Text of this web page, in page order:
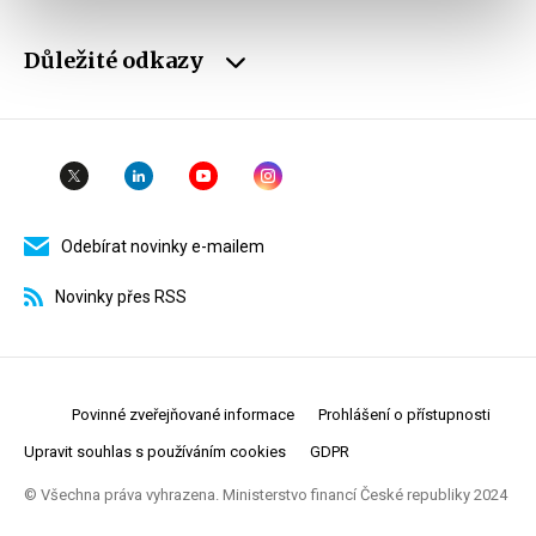
Důležité odkazy
Odebírat novinky e-mailem
Novinky přes RSS
Povinné zveřejňované informace Prohlášení o přístupnosti
Upravit souhlas s používáním cookies GDPR
© Všechna práva vyhrazena. Ministerstvo financí České republiky 2024